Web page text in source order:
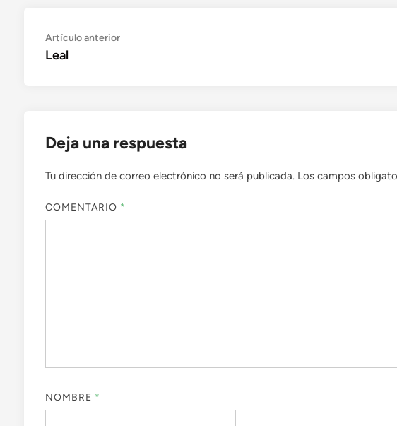
Navegación
de
Artículo anteriorArtículo
Leal
Deja una respuesta
Tu dirección de correo electrónico no será publicada. Los campos
COMENTARIO *
NOMBRE *